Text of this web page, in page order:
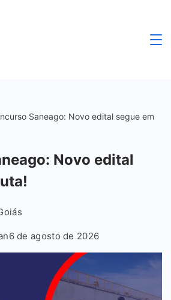
Saneago: Novo edital segue em
Novo edital
6 de agosto de 2026